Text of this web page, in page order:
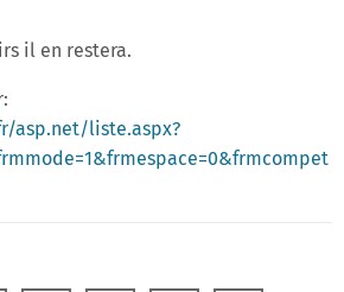
il en restera.
asp.net/liste.aspx?